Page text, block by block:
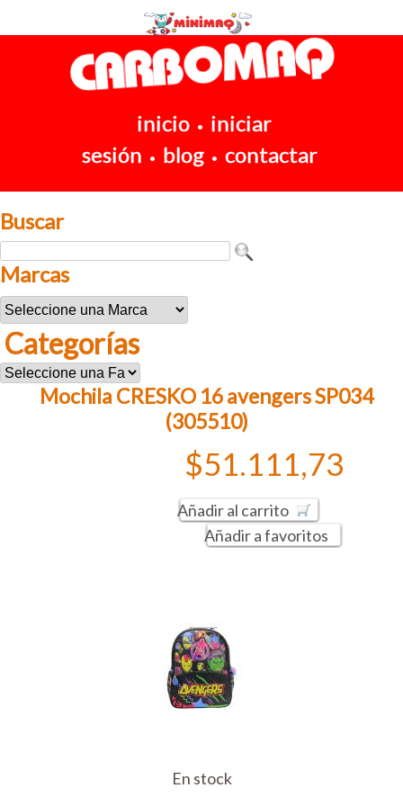
inicio • iniciar
sesión • blog • contactar
Buscar
Marcas
Categorías
Mochila CRESKO 16 avengers SP034
(305510)
$51.111,73
Añadir al carrito
Añadir a favoritos
En stock